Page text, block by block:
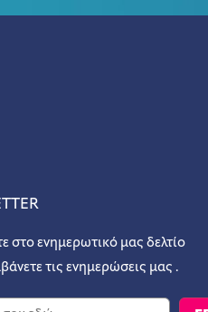
στο ενημερωτικό μας δελτίο
τις ενημερώσεις μας .